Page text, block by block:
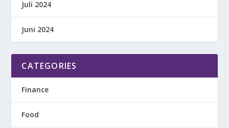
Juli 2024
Juni 2024
CATEGORIES
Finance
Food